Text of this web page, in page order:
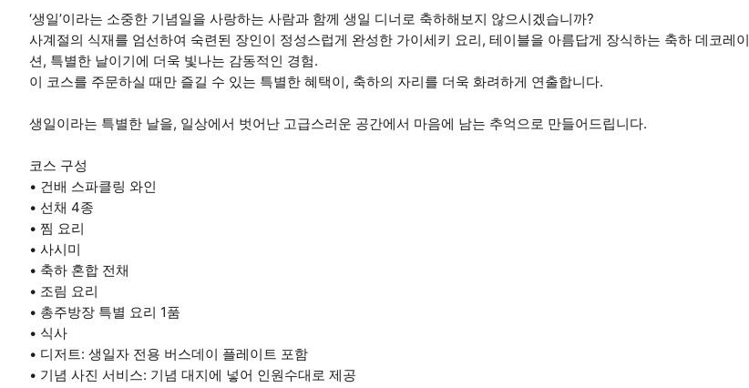
‘생일’이라는 소중한 기념일을 사랑하는 사람과 함께 생일 디너로 축하해보지 않으시겠습니까?
사계절의 식재를 엄선하여 숙련된 장인이 정성스럽게 완성한 가이세키 요리, 테이블을 아름답게 장식하는 축하 데코레이
션, 특별한 날이기에 더욱 빛나는 감동적인 경험.
이 코스를 주문하실 때만 즐길 수 있는 특별한 혜택이, 축하의 자리를 더욱 화려하게 연출합니다.
생일이라는 특별한 날을, 일상에서 벗어난 고급스러운 공간에서 마음에 남는 추억으로 만들어드립니다.
코스 구성
• 건배 스파클링 와인
• 선채 4종
• 찜 요리
• 사시미
• 축하 혼합 전채
• 조림 요리
• 총주방장 특별 요리 1품
• 식사
• 디저트: 생일자 전용 버스데이 플레이트 포함
• 기념 사진 서비스: 기념 대지에 넣어 인원수대로 제공